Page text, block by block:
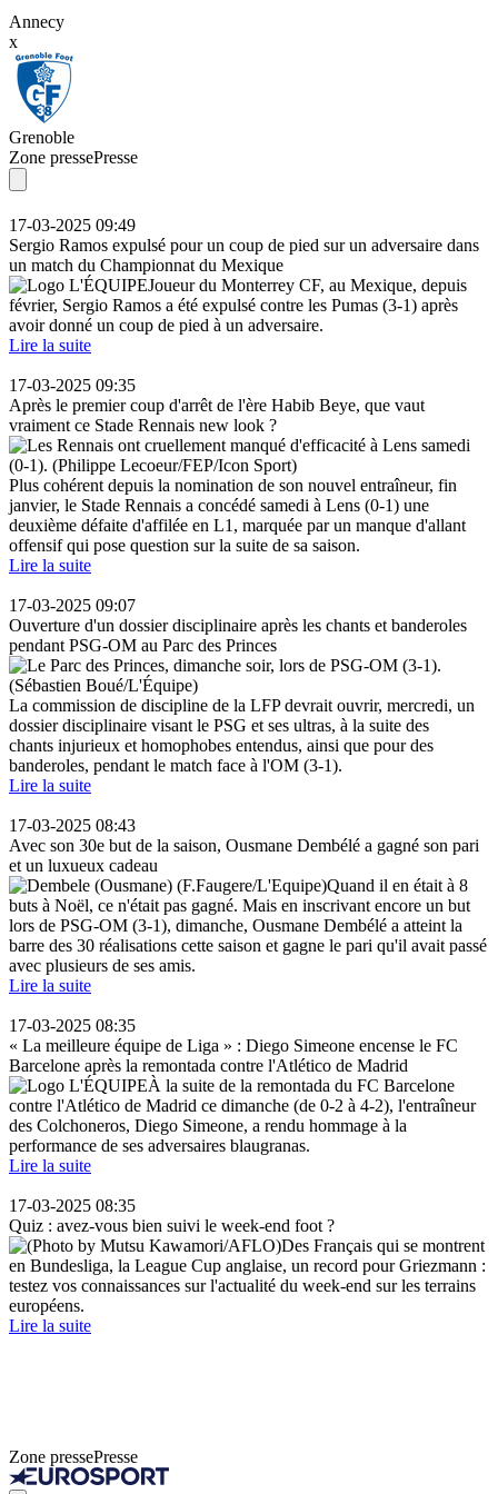
Annecy
x
Grenoble
Zone pressePresse
17-03-2025 09:49
Sergio Ramos expulsé pour un coup de pied sur un adversaire dans
un match du Championnat du Mexique
Joueur du Monterrey CF, au Mexique, depuis
février, Sergio Ramos a été expulsé contre les Pumas (3-1) après
avoir donné un coup de pied à un adversaire.
Lire la suite
17-03-2025 09:35
Après le premier coup d'arrêt de l'ère Habib Beye, que vaut
vraiment ce Stade Rennais new look ?
Plus cohérent depuis la nomination de son nouvel entraîneur, fin
janvier, le Stade Rennais a concédé samedi à Lens (0-1) une
deuxième défaite d'affilée en L1, marquée par un manque d'allant
offensif qui pose question sur la suite de sa saison.
Lire la suite
17-03-2025 09:07
Ouverture d'un dossier disciplinaire après les chants et banderoles
pendant PSG-OM au Parc des Princes
La commission de discipline de la LFP devrait ouvrir, mercredi, un
dossier disciplinaire visant le PSG et ses ultras, à la suite des
chants injurieux et homophobes entendus, ainsi que pour des
banderoles, pendant le match face à l'OM (3-1).
Lire la suite
17-03-2025 08:43
Avec son 30e but de la saison, Ousmane Dembélé a gagné son pari
et un luxueux cadeau
Quand il en était à 8
buts à Noël, ce n'était pas gagné. Mais en inscrivant encore un but
lors de PSG-OM (3-1), dimanche, Ousmane Dembélé a atteint la
barre des 30 réalisations cette saison et gagne le pari qu'il avait passé
avec plusieurs de ses amis.
Lire la suite
17-03-2025 08:35
« La meilleure équipe de Liga » : Diego Simeone encense le FC
Barcelone après la remontada contre l'Atlético de Madrid
À la suite de la remontada du FC Barcelone
contre l'Atlético de Madrid ce dimanche (de 0-2 à 4-2), l'entraîneur
des Colchoneros, Diego Simeone, a rendu hommage à la
performance de ses adversaires blaugranas.
Lire la suite
17-03-2025 08:35
Quiz : avez-vous bien suivi le week-end foot ?
Des Français qui se montrent
en Bundesliga, la League Cup anglaise, un record pour Griezmann :
testez vos connaissances sur l'actualité du week-end sur les terrains
européens.
Lire la suite
Zone pressePresse